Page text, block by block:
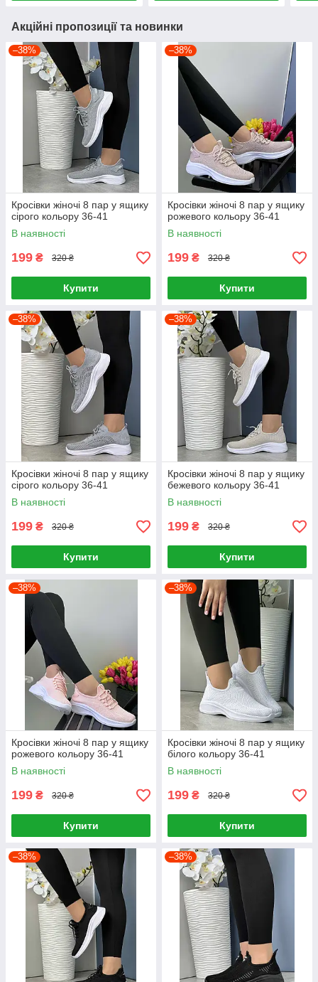
Акційні пропозиції та новинки
–38%
Кросівки жіночі 8 пар у ящику
сірого кольору 36-41
В наявності
199 ₴ 320 ₴
Купити
–38%
Кросівки жіночі 8 пар у ящику
рожевого кольору 36-41
В наявності
199 ₴ 320 ₴
Купити
–38%
Кросівки жіночі 8 пар у ящику
сірого кольору 36-41
В наявності
199 ₴ 320 ₴
Купити
–38%
Кросівки жіночі 8 пар у ящику
бежевого кольору 36-41
В наявності
199 ₴ 320 ₴
Купити
–38%
Кросівки жіночі 8 пар у ящику
рожевого кольору 36-41
В наявності
199 ₴ 320 ₴
Купити
–38%
Кросівки жіночі 8 пар у ящику
білого кольору 36-41
В наявності
199 ₴ 320 ₴
Купити
–38% –38%